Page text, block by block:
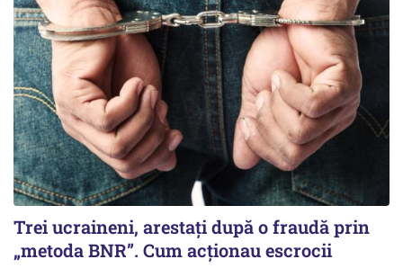
Trei ucraineni, arestați după o fraudă prin
„metoda BNR”. Cum acționau escrocii